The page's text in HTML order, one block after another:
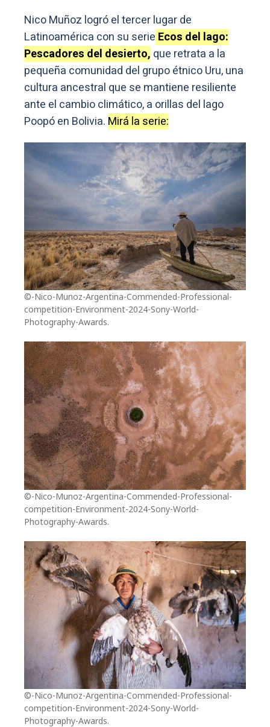
Nico Muñoz logró el tercer lugar de
Latinoamérica con su serie Ecos del lago:
Pescadores del desierto, que retrata a la
pequeña comunidad del grupo étnico Uru, una
cultura ancestral que se mantiene resiliente
ante el cambio climático, a orillas del lago
Poopó en Bolivia. Mirá la serie:
©-Nico-Munoz-Argentina-Commended-Professional-
competition-Environment-2024-Sony-World-
Photography-Awards.
©-Nico-Munoz-Argentina-Commended-Professional-
competition-Environment-2024-Sony-World-
Photography-Awards.
©-Nico-Munoz-Argentina-Commended-Professional-
competition-Environment-2024-Sony-World-
Photography-Awards.